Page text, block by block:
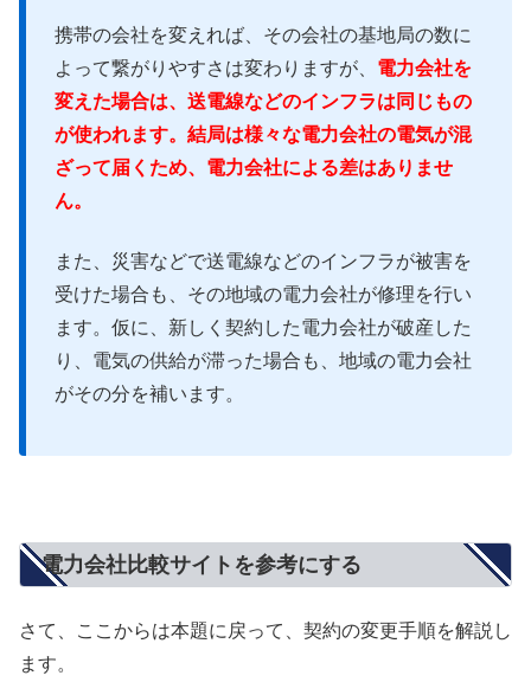
携帯の会社を変えれば、その会社の基地局の数に
よって繋がりやすさは変わりますが、 電力会社を
変えた場合は、送電線などのインフラは同じもの
が使われます。結局は様々な電力会社の電気が混
ざって届くため、電力会社による差はありませ
ん。
また、災害などで送電線などのインフラが被害を
受けた場合も、その地域の電力会社が修理を行い
ます。仮に、新しく契約した電力会社が破産した
り、電気の供給が滞った場合も、地域の電力会社
がその分を補います。
電力会社比較サイトを参考にする
さて、ここからは本題に戻って、契約の変更手順を解説し
ます。